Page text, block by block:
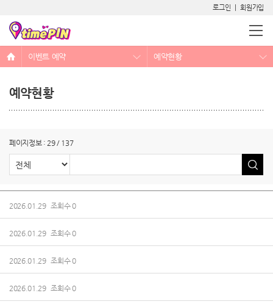
로그인 회원가입
이벤트 예약 예약현황
예약현황
페이지정보 : 29 / 137
2026.01.29 조회수 0
2026.01.29 조회수 0
2026.01.29 조회수 0
2026.01.29 조회수 0